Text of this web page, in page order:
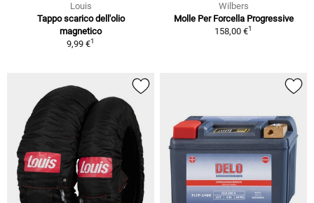
Louis
Tappo scarico dell'olio
magnetico
9,99 €1
Wilbers
Molle Per Forcella Progressive
158,00 €1